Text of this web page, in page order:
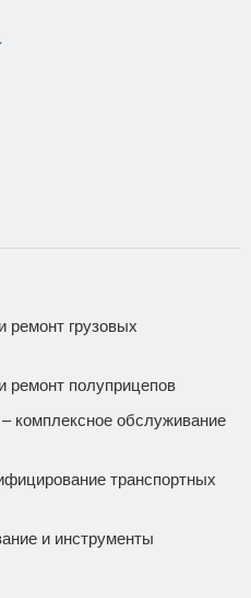
ремонт грузовых
ремонт полуприцепов
комплексное обслуживание
транспортных
и инструменты